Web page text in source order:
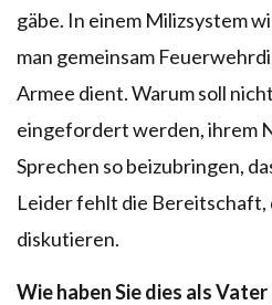
gäbe. In einem Milizsystem
man gemeinsam
Armee dient. Warum soll
eingefordert werden, ihrem
Sprechen so beizubringen,
Leider fehlt die Bereitschaft,
diskutieren.
Wie haben Sie dies als